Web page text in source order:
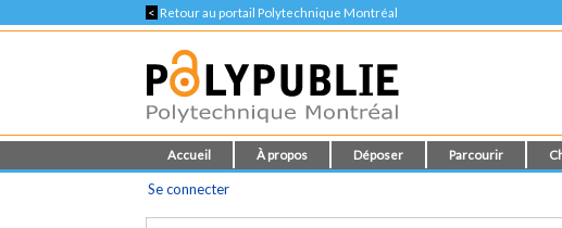
< Retour au portail Polytechnique Montréal
Accueil À propos Déposer Parcourir
Se connecter